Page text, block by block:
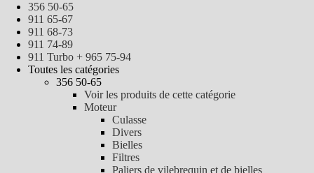
356 50-65
911 65-67
911 68-73
911 74-89
911 Turbo + 965 75-94
Toutes les catégories
356 50-65
Voir les produits de cette catégorie
Moteur
Culasse
Divers
Bielles
Filtres
Paliers de vilebrequin et de bielles